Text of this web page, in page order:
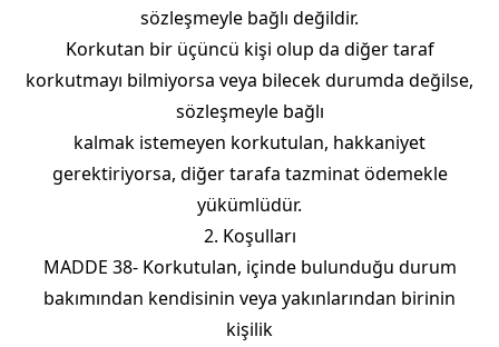
sözleşmeyle bağlı değildir.
Korkutan bir üçüncü kişi olup da diğer taraf
korkutmayı bilmiyorsa veya bilecek durumda değilse,
sözleşmeyle bağlı
kalmak istemeyen korkutulan, hakkaniyet
gerektiriyorsa, diğer tarafa tazminat ödemekle
yükümlüdür.
2. Koşulları
MADDE 38- Korkutulan, içinde bulunduğu durum
bakımından kendisinin veya yakınlarından birinin
kişilik